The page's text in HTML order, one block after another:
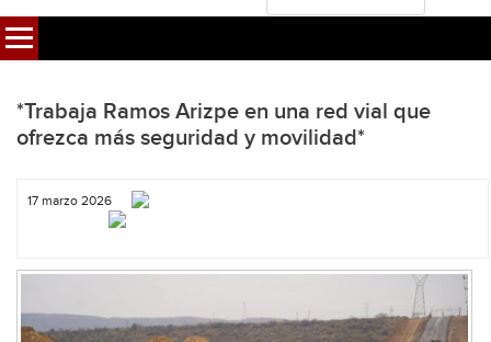
*Trabaja Ramos Arizpe en una red vial que
ofrezca más seguridad y movilidad*
17 marzo 2026